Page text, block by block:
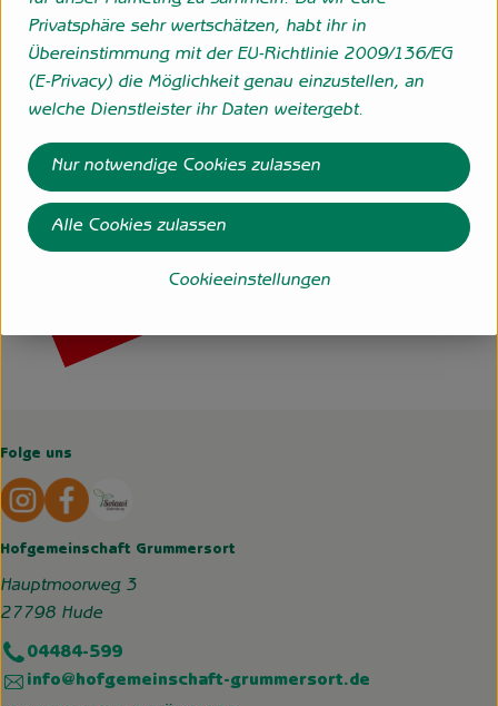
BioTropic GmbH
D 47167 Duisburg
www.green-naturkost.de
(Daten von Ecoinform)
greenorganics
Folge uns
Externer Link zu https://www.instagram.com/
Hofgemeinschaft Grummersort
Hauptmoorweg 3
27798 Hude
04484-599
info@hofgemeinschaft-grummersort.de
Privatsphäre sehr wertschätzen, habt ihr in
Übereinstimmung mit der EU-Richtlinie 2009/136/EG
(E-Privacy) die Möglichkeit genau einzustellen, an
welche Dienstleister ihr Daten weitergebt.
Cookieeinstellungen
Nur notwendige Cookies zulassen
Alle Cookies zulassen